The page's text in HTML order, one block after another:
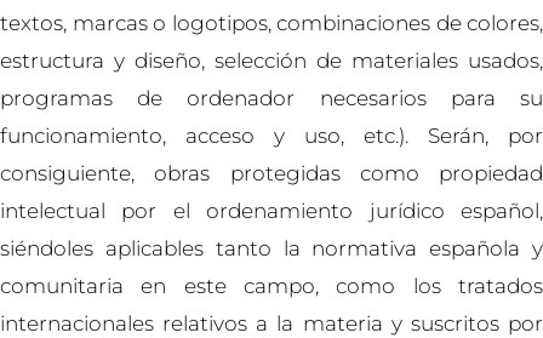
textos, marcas o logotipos, combinaciones de colores,
estructura y diseño, selección de materiales usados,
programas de ordenador necesarios para su
funcionamiento, acceso y uso, etc.). Serán, por
consiguiente, obras protegidas como propiedad
intelectual por el ordenamiento jurídico español,
siéndoles aplicables tanto la normativa española y
comunitaria en este campo, como los tratados
internacionales relativos a la materia y suscritos por